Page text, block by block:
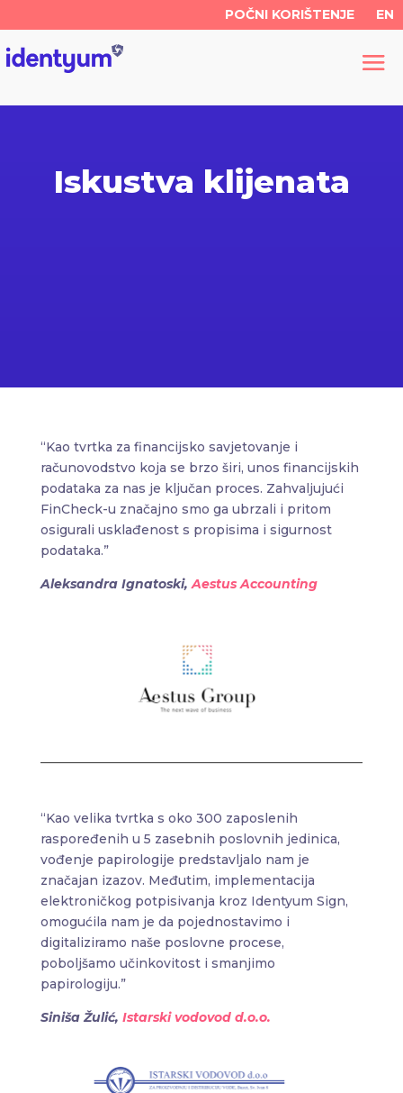
POČNI KORIŠTENJE EN
Iskustva klijenata
“Kao tvrtka za financijsko savjetovanje i
računovodstvo koja se brzo širi, unos financijskih
podataka za nas je ključan proces. Zahvaljujući
FinCheck-u značajno smo ga ubrzali i pritom
osigurali usklađenost s propisima i sigurnost
podataka.”
Aleksandra Ignatoski,Aestus Accounting
“Kao velika tvrtka s oko 300 zaposlenih
raspoređenih u 5 zasebnih poslovnih jedinica,
vođenje papirologije predstavljalo nam je
značajan izazov. Međutim, implementacija
elektroničkog potpisivanja kroz Identyum Sign,
omogućila nam je da pojednostavimo i
digitaliziramo naše poslovne procese,
poboljšamo učinkovitost i smanjimo
papirologiju.”
Siniša Žulić, Istarski vodovod d.o.o.